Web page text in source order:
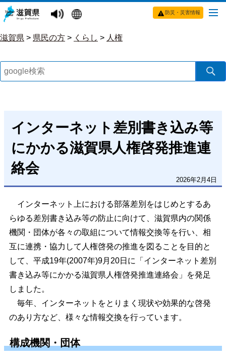
防災・災害情報
滋賀県 > 県民の方 > くらし > 人権
インターネット差別書き込み等
にかかる滋賀県人権啓発推進連
絡会
2026年2月4日
インターネット上における部落差別をはじめとするあ
らゆる差別書き込み等の防止に向けて、滋賀県内の関係
機関・団体が各々の取組について情報交換等を行い、相
互に連携・協力して人権啓発の推進を図ることを目的と
して、平成19年(2007年)9月20日に「インターネット差別
書き込み等にかかる滋賀県人権啓発推進連絡会」を発足
しました。
毎年、インターネットをとりまく現状や効果的な啓発
のあり方など、様々な情報交換を行っています。
構成機関・団体